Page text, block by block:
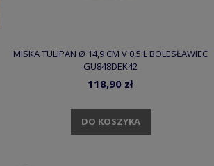
MISKA TULIPAN Ø 14,9 CM V 0,5 L BOLESŁAWIEC
GU848DEK42
118,90 zł
DO KOSZYKA